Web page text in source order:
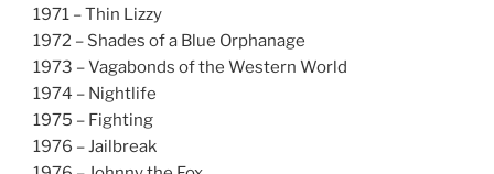
1971 – Thin Lizzy
1972 – Shades of a Blue Orphanage
1973 – Vagabonds of the Western World
1974 – Nightlife
1975 – Fighting
1976 – Jailbreak